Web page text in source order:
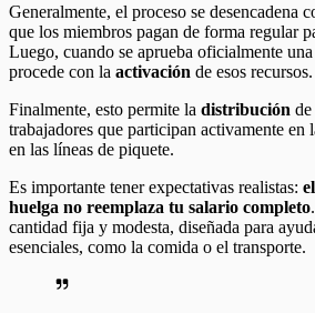
Generalmente, el proceso se desencadena
que los miembros pagan de forma regular
Luego, cuando se aprueba oficialmente
procede con la activación de esos recursos.
Finalmente, esto permite la distribución
trabajadores que participan activamente en
en las líneas de piquete.
Es importante tener expectativas realistas:
huelga no reemplaza tu salario completo
cantidad fija y modesta, diseñada para
esenciales, como la comida o el transporte.